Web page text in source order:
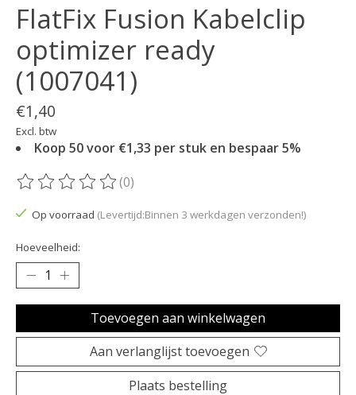
FlatFix Fusion Kabelclip
optimizer ready
(1007041)
€1,40
Excl. btw
Koop 50 voor €1,33 per stuk en bespaar 5%
De beoordeling van dit product is
(0)
Op voorraad (Levertijd:Binnen 3 werkdagen verzonden!)
Hoeveelheid:
Toevoegen aan winkelwagen
Aan verlanglijst toevoegen
Plaats bestelling